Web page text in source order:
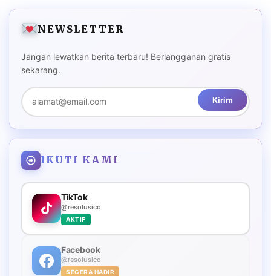
NEWSLETTER
Jangan lewatkan berita terbaru! Berlangganan gratis
sekarang.
Kirim
IKUTI KAMI
TikTok
@resolusico
AKTIF
Facebook
@resolusico
SEGERA HADIR